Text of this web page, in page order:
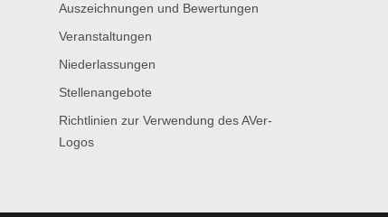
Auszeichnungen und Bewertungen
Veranstaltungen
Niederlassungen
Stellenangebote
Richtlinien zur Verwendung des AVer-
Logos